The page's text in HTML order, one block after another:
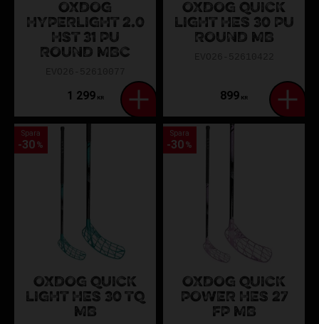
OXDOG
HYPERLIGHT 2.0
HST 31 PU
ROUND MBC
1 299KR
OXDOG QUICK
LIGHT HES 30 PU
ROUND MB
899 KR
OXDOG QUICK
LIGHT HES 30 TQ
MB
Spara
30 %
OXDOG QUICK
POWER HES 27
FP MB
Spara
30 %